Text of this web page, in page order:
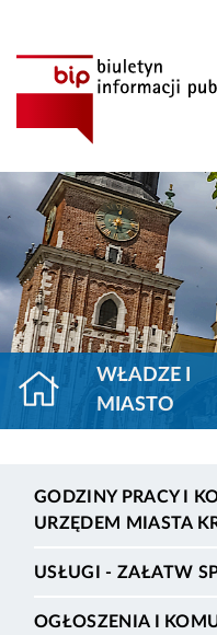
WŁADZE I
MIASTO
GODZINY PRACY I
URZĘDEM MIASTA
USŁUGI - ZAŁATW
OGŁOSZENIA I